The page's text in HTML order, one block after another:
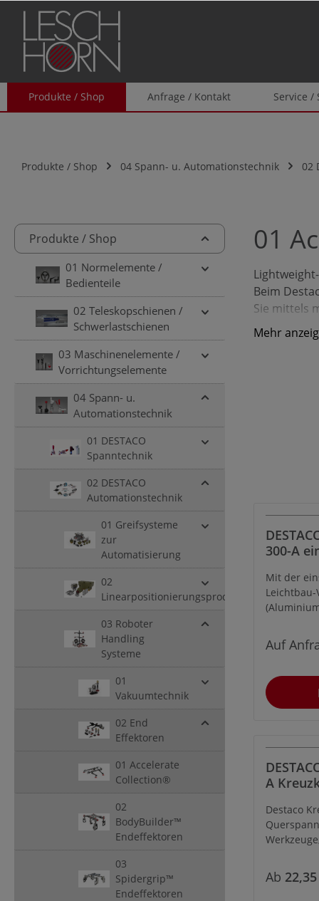
Zur Hauptnavigation springen
Produkte / Shop Anfrage / Kontakt Service /
Produkte / Shop 04 Spann- u. Automationstechnik 02
Produkte / Shop
01 Normelemente /
Bedienteile
02 Teleskopschienen /
Schwerlastschienen
03 Maschinenelemente /
Vorrichtungselemente
04 Spann- u.
Automationstechnik
01 DESTACO
Spanntechnik
02 DESTACO
Automationstechnik
01 Greifsysteme
zur
Automatisierung
02
Linearpositionierungsprodukte
03 Roboter
Handling
Systeme
01
Vakuumtechnik
02 End
Effektoren
01 Accelerate
Collection®
02
BodyBuilder™
Endeffektoren
03
Spidergrip™
Endeffektoren
01
Beim
Sie mittels
sowie
Mehr
300-A
19 mm,
Länge
Mit der
Venturi
Rohr
verfügen
oxidiert
in
Auf
A
D2= 20
Destaco
eines
Ab